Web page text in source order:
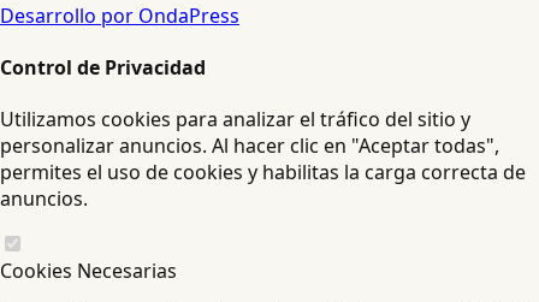
Desarrollo por OndaPress
Control de Privacidad
Utilizamos cookies para analizar el tráfico del sitio y
personalizar anuncios. Al hacer clic en "Aceptar todas",
permites el uso de cookies y habilitas la carga correcta de
anuncios.
Cookies Necesarias